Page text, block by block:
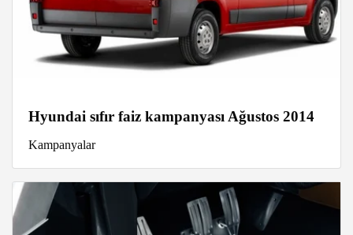
Hyundai sıfır faiz kampanyası Ağustos 2014
Kampanyalar